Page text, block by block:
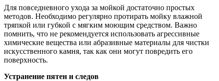
Для повседневного ухода за мойкой достаточно простых
методов. Необходимо регулярно протирать мойку влажной
тряпкой или губкой с мягким моющим средством. Важно
помнить, что не рекомендуется использовать агрессивные
химические вещества или абразивные материалы для чистки
искусственного камня, так как они могут повредить его
поверхность.
Устранение пятен и следов